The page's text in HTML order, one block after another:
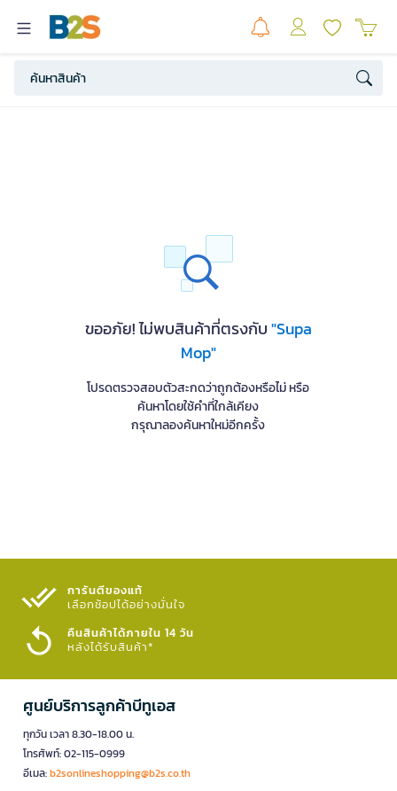
ขออภัย! ไม่พบสินค้าที่ตรงกับ"Supa
Mop"
โปรดตรวจสอบตัวสะกดว่าถูกต้องหรือไม่ หรือ
ค้นหาโดยใช้คำที่ใกล้เคียง
กรุณาลองค้นหาใหม่อีกครั้ง
การันตีของแท้
เลือกช้อปได้อย่างมั่นใจ​
คืนสินค้าได้ภายใน 14 วัน
หลังได้รับสินค้า*
ศูนย์บริการลูกค้าบีทูเอส
ทุกวัน เวลา 8.30-18.00 น.
โทรศัพท์: 02-115-0999
อีเมล:b2sonlineshopping@b2s.co.th